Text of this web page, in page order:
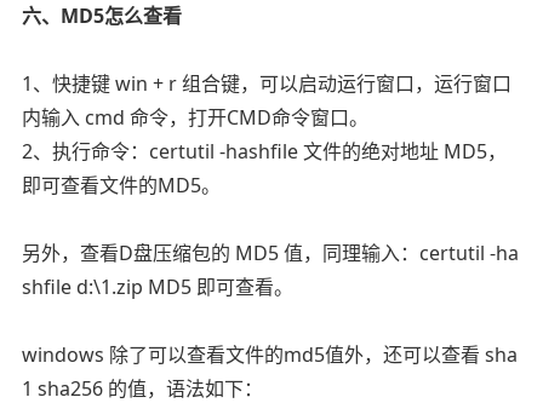
六、MD5怎么查看
1、快捷键 win + r 组合键，可以启动运行窗口，运行窗口
内输入 cmd 命令，打开CMD命令窗口。
2、执行命令：certutil -hashfile 文件的绝对地址 MD5，
即可查看文件的MD5。
另外，查看D盘压缩包的 MD5 值，同理输入：certutil -ha
shfile d:\1.zip MD5 即可查看。
windows 除了可以查看文件的md5值外，还可以查看 sha
1 sha256 的值，语法如下：